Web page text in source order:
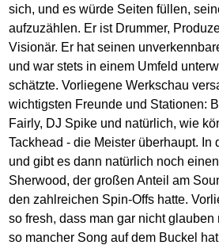
sich, und es würde Seiten füllen,
aufzuzählen. Er ist Drummer,
Visionär. Er hat seinen
und war stets in einem Umfeld
schätzte. Vorliegene Werkschau
wichtigsten Freunde und Stationen:
Fairly, DJ Spike und natürlich, wie
Tackhead - die Meister überhaupt. In
und gibt es dann natürlich noch
Sherwood, der großen Anteil am
den zahlreichen Spin-Offs hatte.
so fresh, dass man gar nicht
so mancher Song auf dem Buckel